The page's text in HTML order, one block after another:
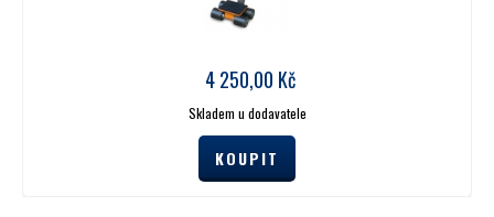
4 250,00 Kč
Skladem u dodavatele